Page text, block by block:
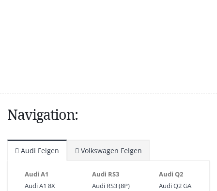
Navigation:
Audi Felgen Volkswagen Felgen
Audi A1
Audi A1 8X
Audi RS3
Audi RS3 (8P)
Audi Q2
Audi Q2 GA